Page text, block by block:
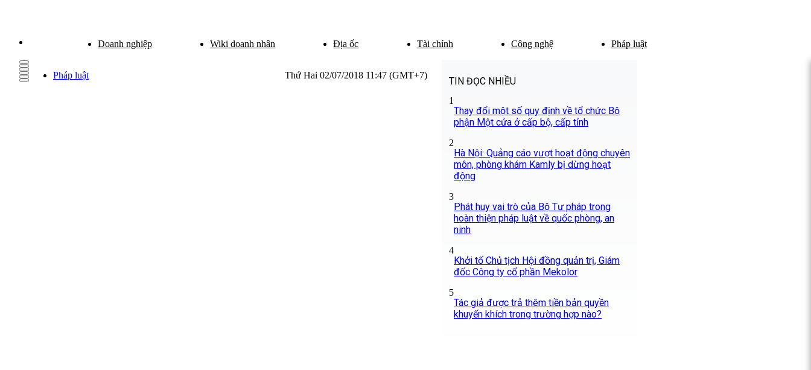
Doanh nghiệp Wiki doanh nhân Địa ốc Tài chính Công nghệ Pháp luật
Pháp luật Thứ Hai 02/07/2018 11:47 (GMT+7)
TIN ĐỌC NHIỀU
1
Thay đổi một số quy định về tổ chức Bộ
phận Một cửa ở cấp bộ, cấp tỉnh
2
Hà Nội: Quảng cáo vượt hoạt động chuyên
môn, phòng khám Kamly bị dừng hoạt
động
3
Phát huy vai trò của Bộ Tư pháp trong
hoàn thiện pháp luật về quốc phòng, an
ninh
4
Khởi tố Chủ tịch Hội đồng quản trị, Giám
đốc Công ty cổ phần Mekolor
5
Tác giả được trả thêm tiền bản quyền
khuyến khích trong trường hợp nào?